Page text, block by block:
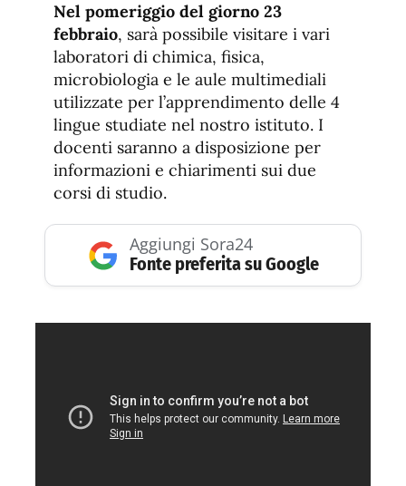
Nel pomeriggio del giorno 23
febbraio, sarà possibile visitare i vari
laboratori di chimica, fisica,
microbiologia e le aule multimediali
utilizzate per l’apprendimento delle 4
lingue studiate nel nostro istituto. I
docenti saranno a disposizione per
informazioni e chiarimenti sui due
corsi di studio.
Aggiungi Sora24
Fonte preferita su Google